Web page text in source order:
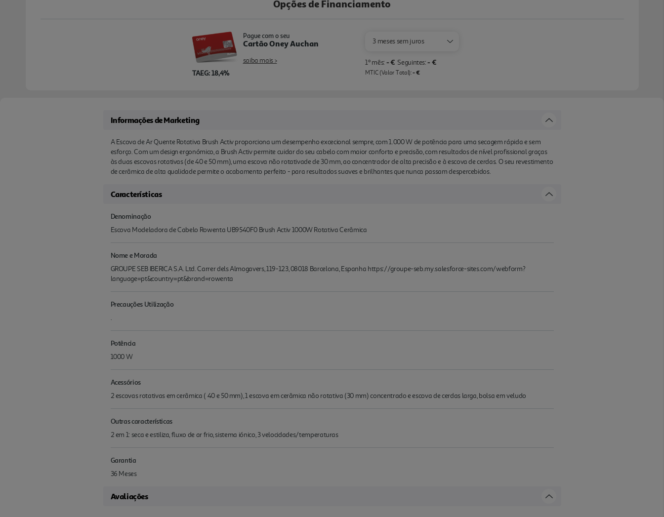
Opções de Financiamento
TAEG: 18,4%
Pague com o seu
Cartão Oney Auchan
saiba mais >
3 meses sem juros
1º mês: - € Seguintes: - €
MTIC (Valor Total):- €
Informações de Marketing
A Escova de Ar Quente Rotativa Brush Activ proporciona um desempenho excecional sempre, com 1.000 W de potência para uma secagem rápida e sem
esforço. Com um design ergonómico, a Brush Activ permite cuidar do seu cabelo com maior conforto e precisão, com resultados de nível profissional graças
às duas escovas rotativas (de 40 e 50 mm), uma escova não rotativade de 30 mm, ao concentrador de alta precisão e à escova de cerdas. O seu revestimento
de cerâmica de alta qualidade permite o acabamento perfeito - para resultados suaves e brilhantes que nunca passam despercebidos.
Características
Denominação
Escova Modeladora de Cabelo Rowenta UB9540F0 Brush Activ 1000W Rotativa Cerâmica
Nome e Morada
GROUPE SEB IBERICA S.A. Ltd. Carrer dels Almogavers, 119-123, 08018 Barcelona, Espanha https://groupe-seb.my.salesforce-sites.com/webform?
language=pt&country=pt&brand=rowenta
Precauções Utilização
.
Potência
1000 W
Acessórios
2 escovas rotativas em cerâmica ( 40 e 50 mm), 1 escova em cerâmica não rotativa (30 mm) concentrado e escova de cerdas larga, bolsa em veludo
Outras características
2 em 1: seca e estiliza, fluxo de ar frio, sistema iónico, 3 velocidades/temperaturas
Garantia
36 Meses
Avaliações